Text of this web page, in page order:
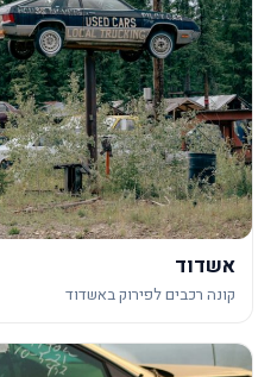
אשדוד
קונה רכבים לפירוק באשדוד